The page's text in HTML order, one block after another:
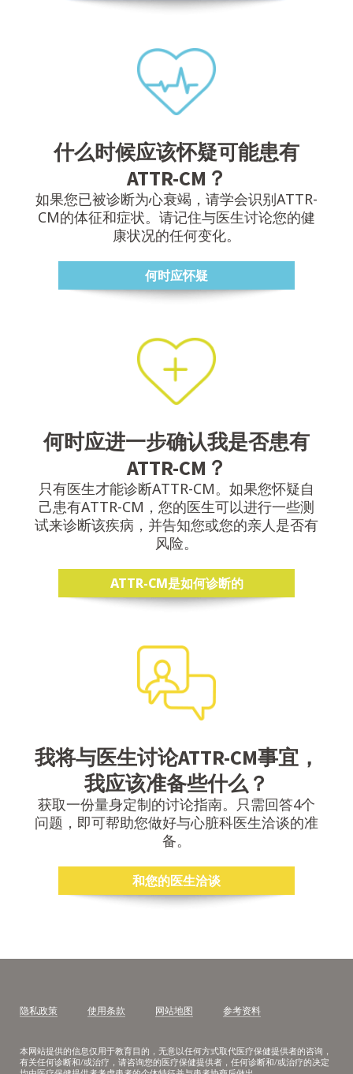
什么时候应该怀疑可能患有
ATTR-CM？
如果您已被诊断为心衰竭，请学会识别ATTR-
CM的体征和症状。请记住与医生讨论您的健
康状况的任何变化。
何时应怀疑
何时应进一步确认我是否患有
ATTR-CM？
只有医生才能诊断ATTR-CM。如果您怀疑自
己患有ATTR-CM，您的医生可以进行一些测
试来诊断该疾病，并告知您或您的亲人是否有
风险。
ATTR-CM是如何诊断的
我将与医生讨论ATTR-CM事宜，
我应该准备些什么？
获取一份量身定制的讨论指南。只需回答4个
问题，即可帮助您做好与心脏科医生洽谈的准
备。
和您的医生洽谈
隐私政策 使用条款 网站地图 参考资料
本网站提供的信息仅用于教育目的，无意以任何方式取代医疗保健提供者的咨询，
有关任何诊断和/或治疗，请咨询您的医疗保健提供者，任何诊断和/或治疗的决定